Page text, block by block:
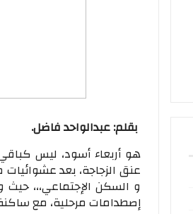
بقلم: عبدالواحد فاضل.
هو أربعاء أسود، ليس
عنق الزجاجة، بعد
و السكن الإجتماعي،،،
إصطدامات مرحلية، مع